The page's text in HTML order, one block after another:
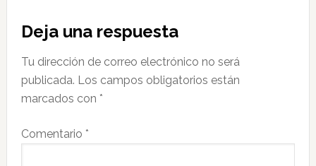
Interacciones
con
los
lectores
Deja una respuesta
Tu dirección de correo electrónico no será
publicada. Los campos obligatorios están
marcados con *
Comentario *